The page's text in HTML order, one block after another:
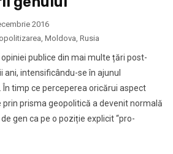
2016
Moldova Rusia
publice din mai multe țări post-
ani, intensificându-se în ajunul
timp ce perceperea oricărui aspect
prin prisma geopolitică a devenit normală
gen ca pe o poziție explicit “pro-